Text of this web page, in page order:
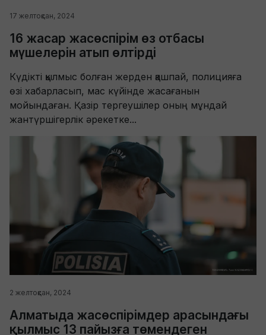
17 желтоқсан, 2024
16 жасар жасөспірім өз отбасы
мүшелерін атып өлтірді
Күдікті қылмыс болған жерден қашпай, полицияға
өзі хабарласып, мас күйінде жасағанын
мойындаған. Қазір тергеушілер оның мұндай
жантүршігерлік әрекетке...
2 желтоқсан, 2024
Алматыда жасөспірімдер арасындағы
қылмыс 13 пайызға төмендеген